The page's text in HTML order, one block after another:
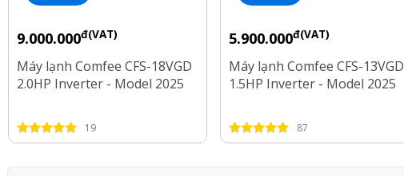
9.000.000đ(VAT)
Máy lạnh Comfee CFS-18VGD
2.0HP Inverter - Model 2025
19
5.900.000đ(VAT)
Máy lạnh Comfee CFS-13VGD
1.5HP Inverter - Model 2025
87